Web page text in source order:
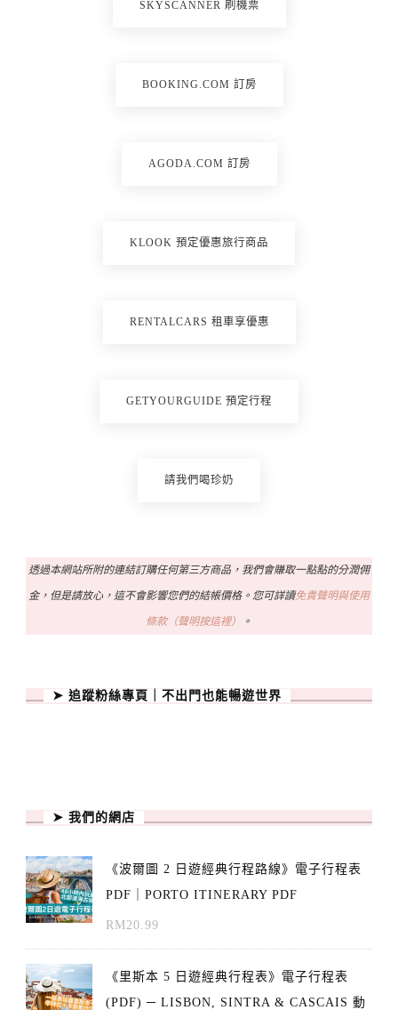
SKYSCANNER 刷機票
BOOKING.COM 訂房
AGODA.COM 訂房
KLOOK 預定優惠旅行商品
RENTALCARS 租車享優惠
GETYOURGUIDE 預定行程
請我們喝珍奶
透過本網站所附的連結訂購任何第三方商品，我們會賺取一點點的分潤佣
金，但是請放心，這不會影響您們的結帳價格。您可詳讀免責聲明與使用
條款（聲明按這裡） 。
➤ 追蹤粉絲專頁｜不出門也能暢遊世界
➤ 我們的網店
《波爾圖 2 日遊經典行程路線》電子行程表
PDF｜PORTO ITINERARY PDF
RM20.99
《里斯本 5 日遊經典行程表》電子行程表
(PDF) ─ LISBON, SINTRA & CASCAIS 動